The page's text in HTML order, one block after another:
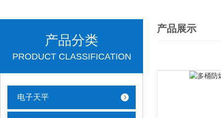
产品分类
PRODUCT CLASSIFICATION
电子天平
产品展示